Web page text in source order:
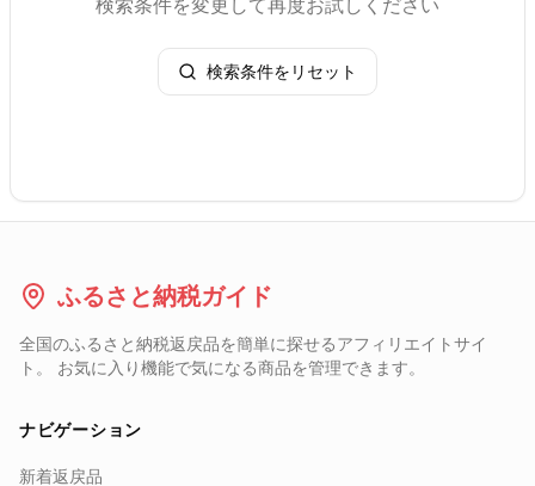
検索条件を変更して再度お試しください
検索条件をリセット
ふるさと納税ガイド
全国のふるさと納税返戻品を簡単に探せるアフィリエイトサイ
ト。 お気に入り機能で気になる商品を管理できます。
ナビゲーション
新着返戻品